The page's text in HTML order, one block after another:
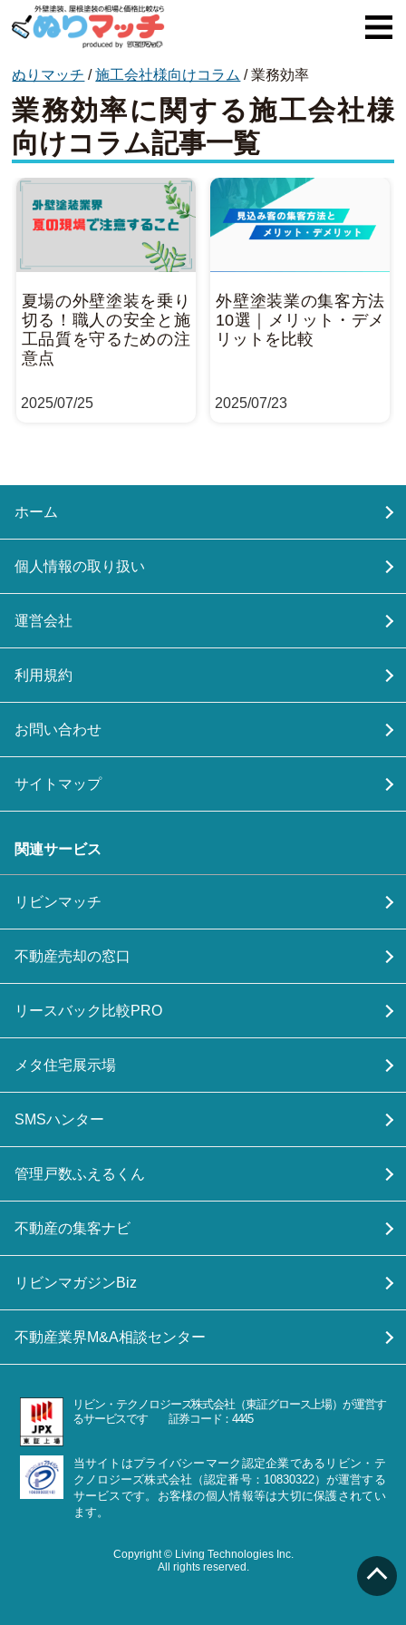
ぬりマッチとは
オススメ企業
外壁塗装
コラム一覧
ぬりマッチ /施工会社様向けコラム /業務効率
業務効率に関する施工会社様
向けコラム記事一覧
夏場の外壁塗装を乗り
切る！職人の安全と施
工品質を守るための注
意点
2025/07/25
外壁塗装業の集客方法
10選｜メリット・デメ
リットを比較
2025/07/23
ホーム
個人情報の取り扱い
運営会社
利用規約
お問い合わせ
サイトマップ
関連サービス
リビンマッチ
不動産売却の窓口
リースバック比較PRO
メタ住宅展示場
SMSハンター
管理戸数ふえるくん
不動産の集客ナビ
リビンマガジンBiz
不動産業界M&A相談センター
リビン・テクノロジーズ株式会社（東証グロース上場）が運営す
るサービスです 証券コード：4445
当サイトはプライバシーマーク認定企業であるリビン・テ
クノロジーズ株式会社（認定番号：10830322）が運営する
サービスです。お客様の個人情報等は大切に保護されてい
ます。
Copyright © Living Technologies Inc.
All rights reserved.